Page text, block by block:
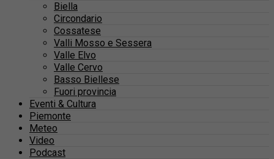
Biella
Circondario
Cossatese
Valli Mosso e Sessera
Valle Elvo
Valle Cervo
Basso Biellese
Fuori provincia
Eventi & Cultura
Piemonte
Meteo
Video
Podcast